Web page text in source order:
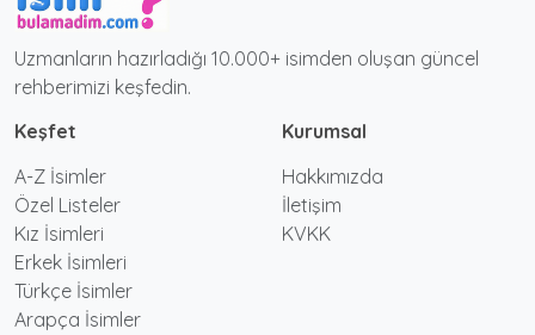
Uzmanların hazırladığı 10.000+ isimden oluşan güncel
rehberimizi keşfedin.
Keşfet
A-Z İsimler
Özel Listeler
Kız İsimleri
Erkek İsimleri
Türkçe İsimler
Arapça İsimler
Kurumsal
Hakkımızda
İletişim
KVKK